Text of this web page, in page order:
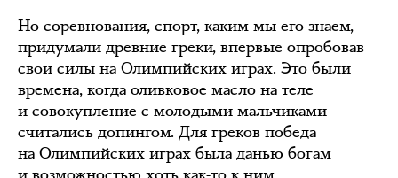
Но соревнования, спорт, каким мы его знаем,
придумали древние греки, впервые опробовав
свои силы на Олимпийских играх. Это были
времена, когда оливковое масло на теле
и совокупление с молодыми мальчиками
считались допингом. Для греков победа
на Олимпийских играх была данью богам